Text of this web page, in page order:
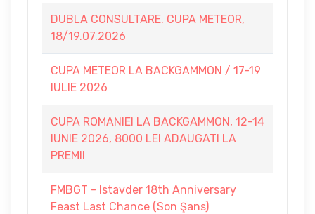
DUBLA CONSULTARE. CUPA METEOR,
18/19.07.2026
CUPA METEOR LA BACKGAMMON / 17-19
IULIE 2026
CUPA ROMANIEI LA BACKGAMMON, 12-14
IUNIE 2026, 8000 LEI ADAUGATI LA
PREMII
FMBGT - Istavder 18th Anniversary
Feast Last Chance (Son Şans)